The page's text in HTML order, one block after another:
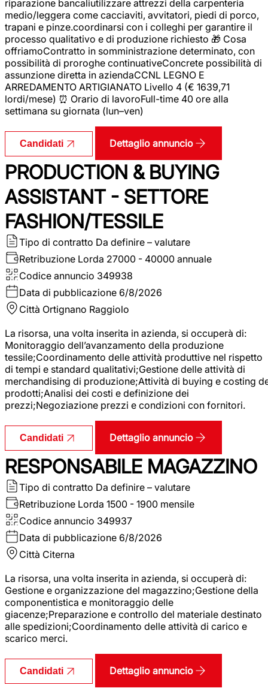
riparazione bancaliutilizzare attrezzi della carpenteria
medio/leggera come cacciaviti, avvitatori, piedi di porco,
trapani e pinze.coordinarsi con i colleghi per garantire il
processo qualitativo e di produzione richiesto 🎁 Cosa
offriamoContratto in somministrazione determinato, con
possibilità di proroghe continuativeConcrete possibilità di
assunzione diretta in aziendaCCNL LEGNO E
ARREDAMENTO ARTIGIANATO Livello 4 (€ 1639,71
lordi/mese) ⏰ Orario di lavoroFull-time 40 ore alla
settimana su giornata (lun–ven)
Candidati Dettaglio annuncio
PRODUCTION & BUYING
ASSISTANT - SETTORE
FASHION/TESSILE
Tipo di contratto Da definire – valutare
Retribuzione Lorda 27000 - 40000 annuale
Codice annuncio 349938
Data di pubblicazione 6/8/2026
Città Ortignano Raggiolo
La risorsa, una volta inserita in azienda, si occuperà di:
Monitoraggio dell’avanzamento della produzione
tessile;Coordinamento delle attività produttive nel rispetto
di tempi e standard qualitativi;Gestione delle attività di
merchandising di produzione;Attività di buying e costing
prodotti;Analisi dei costi e definizione dei
prezzi;Negoziazione prezzi e condizioni con fornitori.
Candidati Dettaglio annuncio
RESPONSABILE MAGAZZINO
Tipo di contratto Da definire – valutare
Retribuzione Lorda 1500 - 1900 mensile
Codice annuncio 349937
Data di pubblicazione 6/8/2026
Città Citerna
La risorsa, una volta inserita in azienda, si occuperà di:
Gestione e organizzazione del magazzino;Gestione della
componentistica e monitoraggio delle
giacenze;Preparazione e controllo del materiale destinato
alle spedizioni;Coordinamento delle attività di carico e
scarico merci.
Candidati Dettaglio annuncio